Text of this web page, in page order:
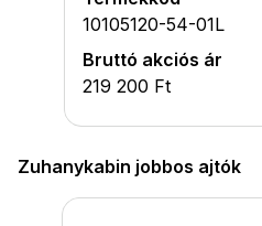
10105120-54-01L
Bruttó akciós ár
219 200 Ft
Zuhanykabin jobbos ajtók